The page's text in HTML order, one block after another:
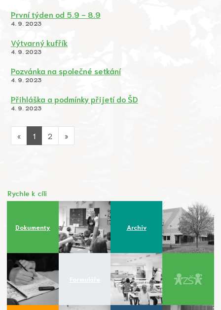
První týden od 5.9 - 8.9
4. 9. 2023
Výtvarný kufřík
4. 9. 2023
Pozvánka na společné setkání
4. 9. 2023
Přihláška a podmínky přijetí do ŠD
4. 9. 2023
« 1 2 »
Rychle k cíli
Dokumenty Archiv